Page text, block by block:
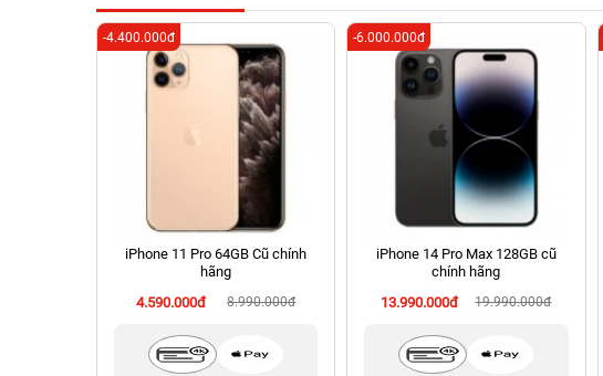
iPhone 11 Pro 64GB Cũ chính
hãng
4.590.000đ
8.990.000đ
-4.400.000đ
iPhone 14 Pro Max 128GB cũ
chính hãng
13.990.000đ
19.990.000đ
-6.000.000đ